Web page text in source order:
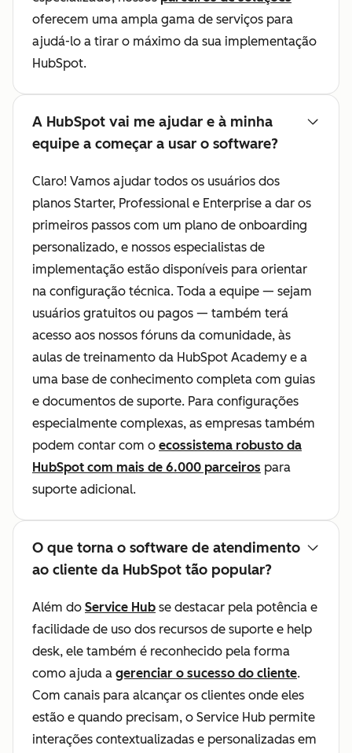
oferecem uma ampla gama de serviços para
ajudá-lo a tirar o máximo da sua implementação
HubSpot.
A HubSpot vai me ajudar e à minha
equipe a começar a usar o software?
Claro! Vamos ajudar todos os usuários dos
planos Starter, Professional e Enterprise a dar os
primeiros passos com um plano de onboarding
personalizado, e nossos especialistas de
implementação estão disponíveis para orientar
na configuração técnica. Toda a equipe — sejam
usuários gratuitos ou pagos — também terá
acesso aos nossos fóruns da comunidade, às
aulas de treinamento da HubSpot Academy e a
uma base de conhecimento completa com guias
e documentos de suporte. Para configurações
especialmente complexas, as empresas também
podem contar com o ecossistema robusto da
HubSpot com mais de 6.000 parceiros para
suporte adicional.
O que torna o software de atendimento
ao cliente da HubSpot tão popular?
Além do Service Hub se destacar pela potência e
facilidade de uso dos recursos de suporte e help
desk, ele também é reconhecido pela forma
como ajuda a gerenciar o sucesso do cliente.
Com canais para alcançar os clientes onde eles
estão e quando precisam, o Service Hub permite
interações contextualizadas e personalizadas em